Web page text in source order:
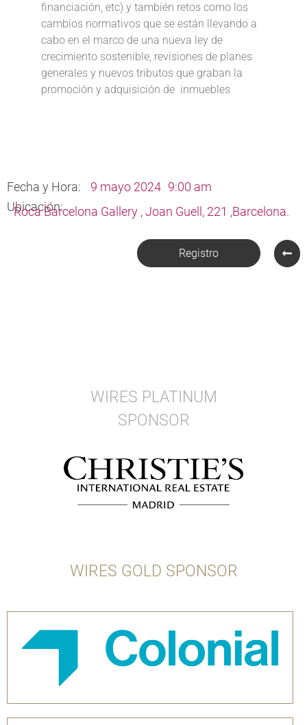
financiación, etc) y también retos como los
cambios normativos que se están llevando a
cabo en el marco de una nueva ley de
crecimiento sostenible, revisiones de planes
generales y nuevos tributos que graban la
promoción y adquisición de inmuebles
Fecha y Hora: 9 mayo 2024 9:00 am
Ubicación:
Roca Barcelona Gallery , Joan Guell, 221 ,Barcelona.
Registro
WIRES PLATINUM
SPONSOR
WIRES GOLD SPONSOR